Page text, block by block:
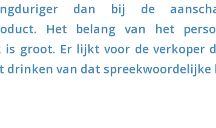
dan bij de
Het belang van het
is groot. Er lijkt voor de verkoper
drinken van dat spreekwoordelijke